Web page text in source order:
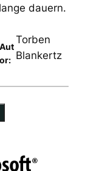
dauern.
Aut
or:
Torben
Blankertz